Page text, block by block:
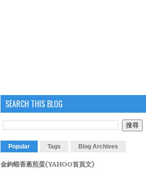
SEARCH THIS BLOG
Popular Tags Blog Archives
金鉤蝦香蔥煎蛋(YAHOO首頁文)